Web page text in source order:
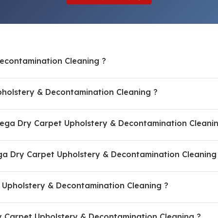
Cleaning ?
& Decontamination Cleaning ?
Dry Carpet Upholstery & Decontamination
Dry Carpet Upholstery & Decontamination Cleaning
& Decontamination Cleaning ?